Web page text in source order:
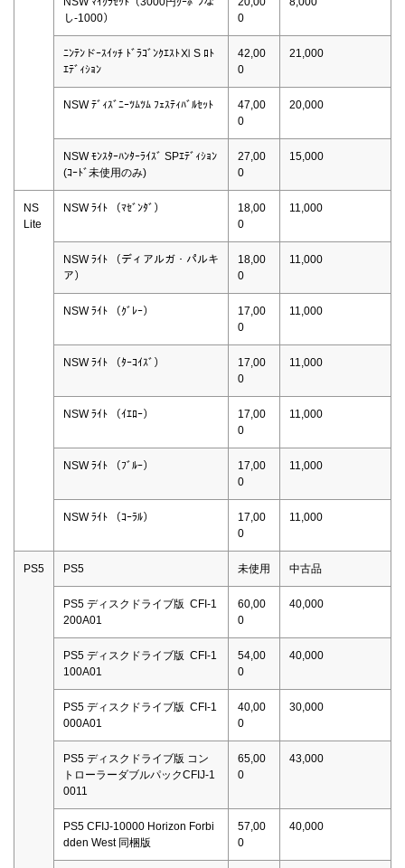
し-1000）
0
ﾆﾝﾃﾝドｰｽｲｯﾁ ﾄﾞﾗｺﾞﾝｸｴｽﾄⅪ S ﾛﾄ
ｴﾃﾞｨｼｮﾝ
42,00
0
21,000
NSW ﾃﾞｨｽﾞﾆｰﾂﾑﾂﾑ ﾌｪｽﾃｨﾊﾞﾙｾｯﾄ
47,00
0
20,000
NSW ﾓﾝｽﾀｰﾊﾝﾀｰﾗｲｽﾞ SPｴﾃﾞｨｼｮﾝ
(ｺｰﾄﾞ未使用のみ)
27,00
0
15,000
NS
Lite
NSW ﾗｲﾄ （ﾏｾﾞﾝﾀﾞ）
18,00
0
11,000
NSW ﾗｲﾄ （ディアルガ・パルキ
ア）
18,00
0
11,000
NSW ﾗｲﾄ （ｸﾞﾚｰ）
17,00
0
11,000
NSW ﾗｲﾄ （ﾀｰｺｲｽﾞ）
17,00
0
11,000
NSW ﾗｲﾄ （ｲｴﾛｰ）
17,00
0
11,000
NSW ﾗｲﾄ （ﾌﾞﾙｰ）
17,00
0
11,000
NSW ﾗｲﾄ （ｺｰﾗﾙ）
17,00
0
11,000
PS5 PS5 未使用 中古品
PS5 ディスクドライブ版 CFI-1
200A01
60,00
0
40,000
PS5 ディスクドライブ版 CFI-1
100A01
54,00
0
40,000
PS5 ディスクドライブ版 CFI-1
000A01
40,00
0
30,000
PS5 ディスクドライブ版 コン
トローラーダブルパックCFIJ-1
0011
65,00
0
43,000
PS5 CFIJ-10000 Horizon Forbi
dden West 同梱版
57,00
0
40,000